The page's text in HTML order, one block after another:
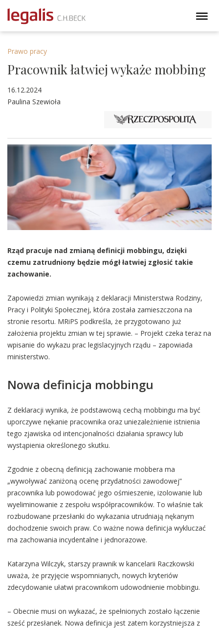
Prawo pracy
Pracownik łatwiej wykaże mobbing
16.12.2024
Paulina Szewioła
Rząd pracuje nad zmianą definicji mobbingu, dzięki
czemu zatrudniony będzie mógł łatwiej zgłosić takie
zachowanie.
Zapowiedzi zmian wynikają z deklaracji Ministerstwa Rodziny,
Pracy i Polityki Społecznej, która została zamieszczona na
stronie resortu. MRiPS podkreśla, że przygotowano już
założenia projektu zmian w tej sprawie. – Projekt czeka teraz na
wpisanie do wykazu prac legislacyjnych rządu – zapowiada
ministerstwo.
Nowa definicja mobbingu
Z deklaracji wynika, że podstawową cechą mobbingu ma być
uporczywe nękanie pracownika oraz uniezależnienie istnienia
tego zjawiska od intencjonalności działania sprawcy lub
wystąpienia określonego skutku.
Zgodnie z obecną definicją zachowanie mobbera ma
„wywoływać zaniżoną ocenę przydatności zawodowej”
pracownika lub powodować jego ośmieszenie, izolowanie lub
wyeliminowanie z zespołu współpracowników. To właśnie tak
rozbudowane przesłanki do wykazania utrudniają nękanym
dochodzenie swoich praw. Co ważne nowa definicja wykluczać
ma zachowania incydentalne i jednorazowe.
Katarzyna Wilczyk, starszy prawnik w kancelarii Raczkowski
uważa, że przyjęcie wspomnianych, nowych kryteriów
zdecydowanie ułatwi pracownikom udowodnienie mobbingu.
– Obecnie musi on wykazać, że spełnionych zostało łączenie
sześć przesłanek. Nowa definicja jest zatem korzystniejsza z